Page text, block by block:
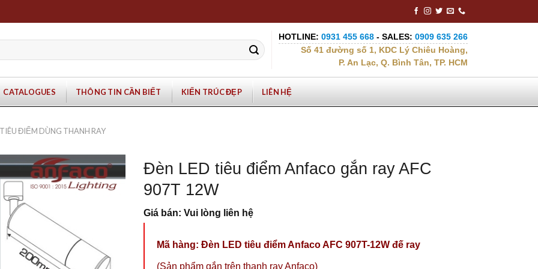
HOTLINE: 0931 455 668 - SALES: 0909 635 266
Số 41 đường số 1, KDC Lý Chiêu Hoàng,
P. An Lạc, Q. Bình Tân, TP. HCM
CATALOGUES THÔNG TIN CẦN BIẾT KIẾN TRÚC ĐẸP LIÊN HỆ
ĐIỂM DÙNG THANH RAY
Đèn LED tiêu điểm Anfaco gắn ray AFC
907T 12W
Giá bán: Vui lòng liên hệ
Mã hàng: Đèn LED tiêu điểm Anfaco AFC 907T-12W đế ray
(Sản phẩm gắn trên thanh ray Anfaco)